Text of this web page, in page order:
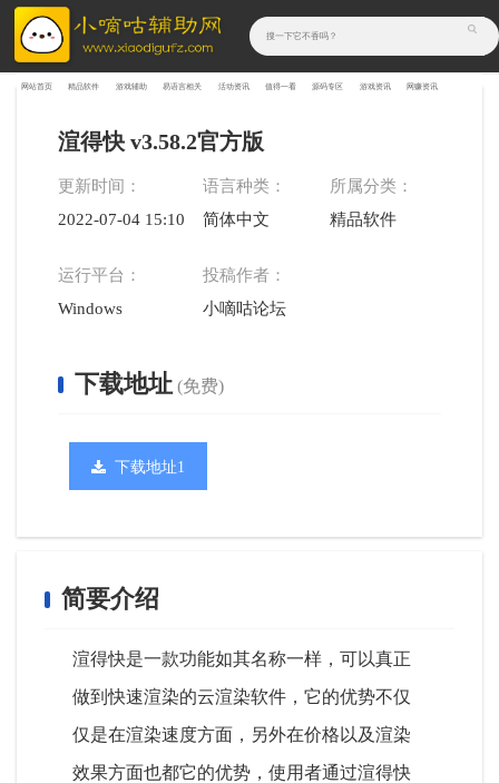
网站首页 精品软件 游戏辅助 易语言相关 活动资讯 值得一看 源码专区 游戏资讯 网赚资讯
渲得快 v3.58.2官方版
更新时间：
2022-07-04 15:10:18
语言种类：
简体中文
所属分类：
精品软件
运行平台：
Windows
投稿作者：
小嘀咕论坛
下载地址 (免费)
下载地址1
简要介绍
渲得快是一款功能如其名称一样，可以真正
做到快速渲染的云渲染软件，它的优势不仅
仅是在渲染速度方面，另外在价格以及渲染
效果方面也都它的优势，使用者通过渲得快